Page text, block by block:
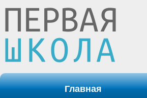
Главная